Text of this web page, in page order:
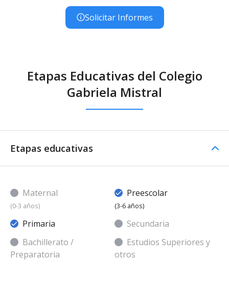
Solicitar Informes
Etapas Educativas del Colegio
Gabriela Mistral
Etapas educativas
Maternal
(0-3 años)
Preescolar
(3-6 años)
Primaria
Secundaria
Bachillerato /
Preparatoria
Estudios Superiores y
otros